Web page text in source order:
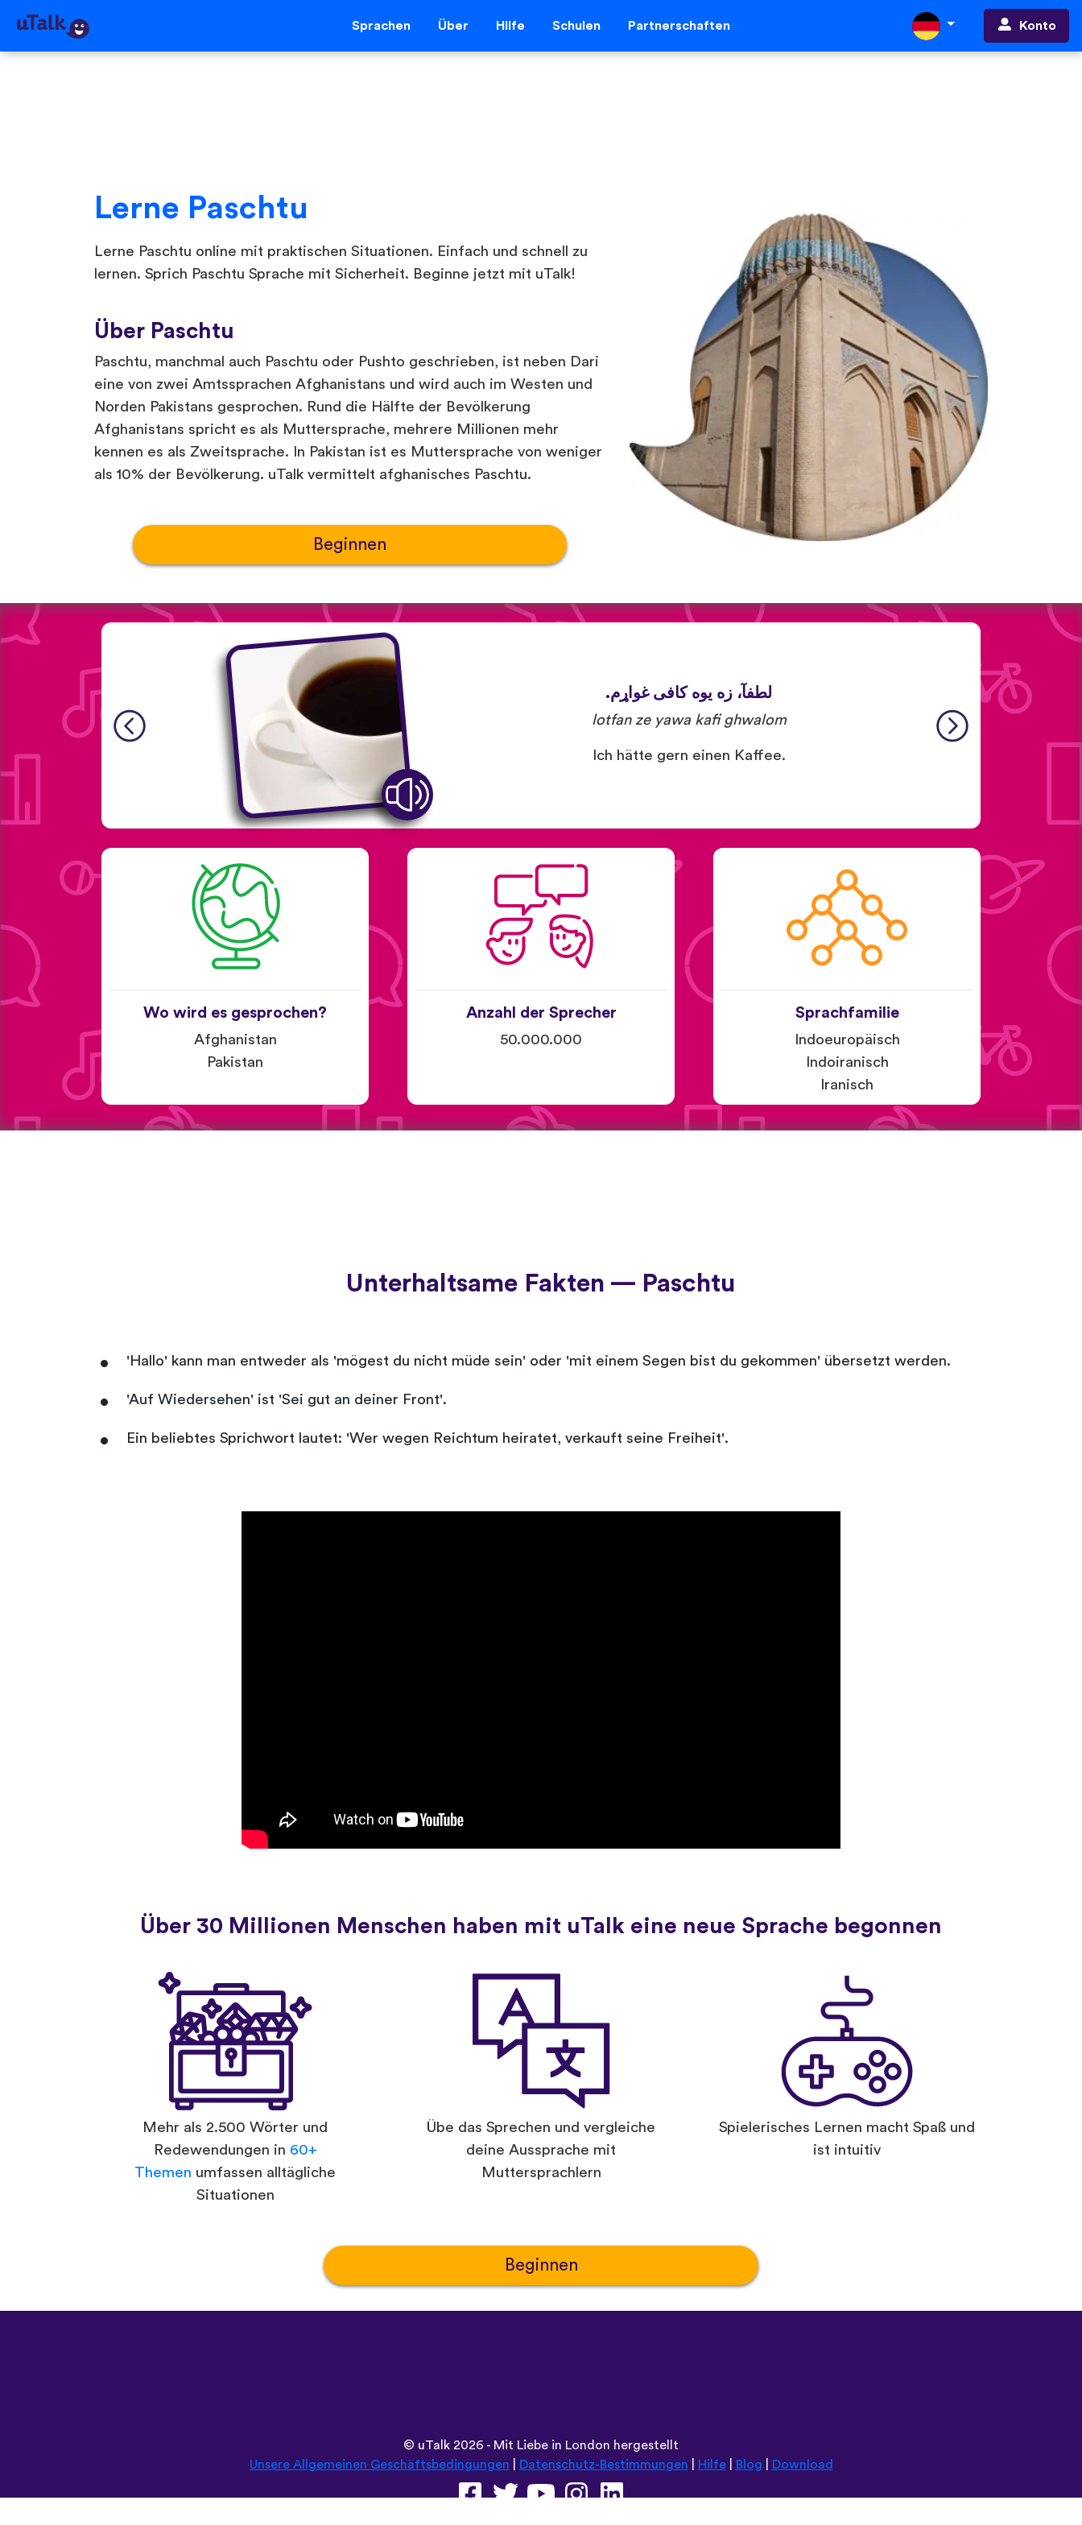
Sprachen Über Hilfe Schulen Partnerschaften Konto
Lerne Paschtu
Lerne Paschtu online mit praktischen Situationen. Einfach und schnell zu
lernen. Sprich Paschtu Sprache mit Sicherheit. Beginne jetzt mit uTalk!
Über Paschtu
Paschtu, manchmal auch Paschtu oder Pushto geschrieben, ist neben Dari
eine von zwei Amtssprachen Afghanistans und wird auch im Westen und
Norden Pakistans gesprochen. Rund die Hälfte der Bevölkerung
Afghanistans spricht es als Muttersprache, mehrere Millionen mehr
kennen es als Zweitsprache. In Pakistan ist es Muttersprache von weniger
als 10% der Bevölkerung. uTalk vermittelt afghanisches Paschtu.
Beginnen
لطفآ، زه یوه کافی غواړم.
lotfan ze yawa kafi ghwalom
Ich hätte gern einen Kaffee.
Wo wird es gesprochen?
Afghanistan
Pakistan
Anzahl der Sprecher
50.000.000
Sprachfamilie
Indoeuropäisch
Indoiranisch
Iranisch
Unterhaltsame Fakten — Paschtu
'Hallo' kann man entweder als 'mögest du nicht müde sein' oder 'mit einem Segen bist du gekommen' übersetzt werden.
'Auf Wiedersehen' ist 'Sei gut an deiner Front'.
Ein beliebtes Sprichwort lautet: 'Wer wegen Reichtum heiratet, verkauft seine Freiheit'.
Über 30 Millionen Menschen haben mit uTalk eine neue Sprache begonnen
Mehr als 2.500 Wörter und
Redewendungen in 60+
Themen umfassen alltägliche
Situationen
Übe das Sprechen und vergleiche
deine Aussprache mit
Muttersprachlern
Spielerisches Lernen macht Spaß und
ist intuitiv
Beginnen
© uTalk 2026 - Mit Liebe in London hergestellt
Unsere Allgemeinen Geschäftsbedingungen
Datenschutz-Bestimmungen Hilfe| Blog Download